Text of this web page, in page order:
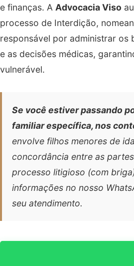
e finanças. A Advocacia Viso
processo de Interdição,
responsável por administrar os
e as decisões médicas,
vulnerável.
Se você estiver passando
familiar específica, nos
envolve filhos menores de
concordância entre as
processo litigioso (com
informações no nosso
seu atendimento.